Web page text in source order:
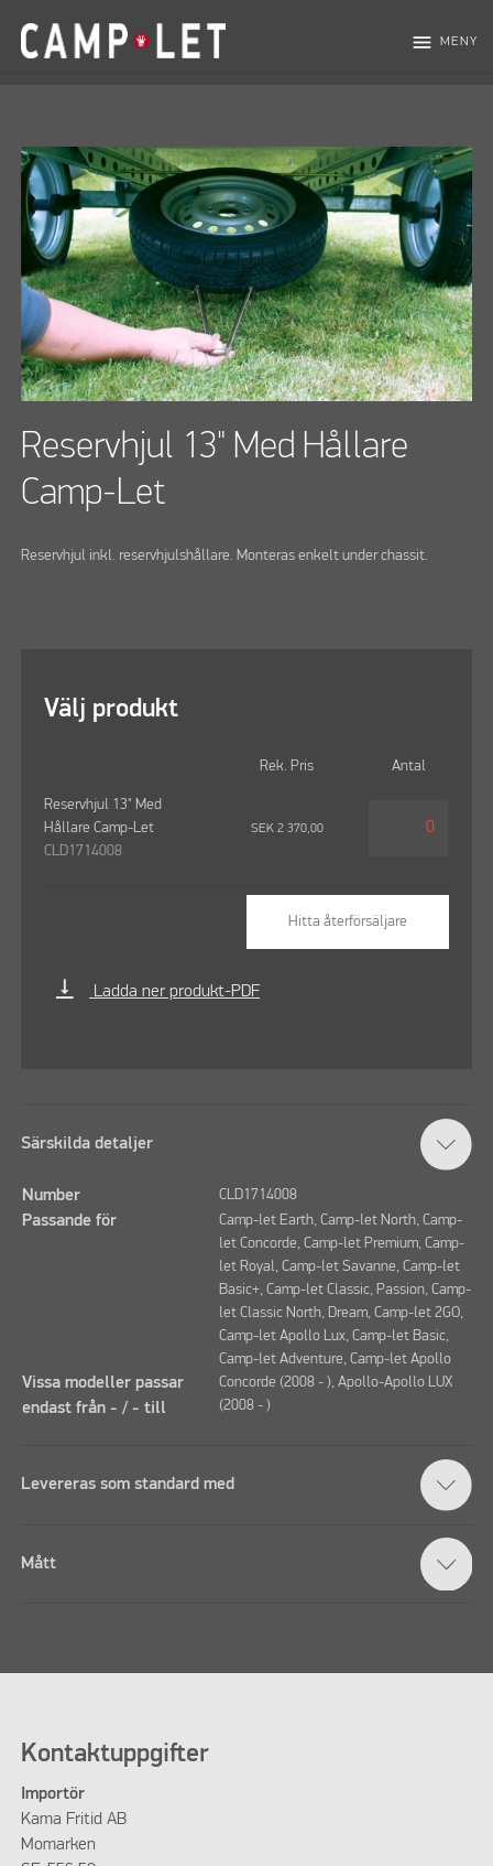
menu MENY
Reservhjul 13" Med Hållare
Camp-Let
Reservhjul inkl. reservhjulshållare. Monteras enkelt under chassit.
Välj produkt
Rek. Pris Antal
Reservhjul 13" Med
Hållare Camp-Let
CLD1714008
SEK 2 370,00
Hitta återförsäljare
vertical_align_bottom Ladda ner produkt-PDF
Särskilda detaljer
Number CLD1714008
Passande för
Camp-let Earth, Camp-let North, Camp-
let Concorde, Camp-let Premium, Camp-
let Royal, Camp-let Savanne, Camp-let
Basic+, Camp-let Classic, Passion, Camp-
let Classic North, Dream, Camp-let 2GO,
Camp-let Apollo Lux, Camp-let Basic,
Camp-let Adventure, Camp-let Apollo
Vissa modeller passar
endast från - / - till
Concorde (2008 - ), Apollo-Apollo LUX
(2008 - )
Levereras som standard med
Mått
Kontaktuppgifter
Importör
Kama Fritid AB
Momarken